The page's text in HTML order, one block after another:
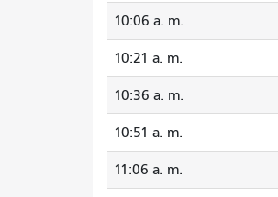
10:06 a. m.
10:21 a. m.
10:36 a. m.
10:51 a. m.
11:06 a. m.